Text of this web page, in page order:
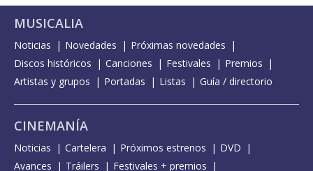
MUSICALIA
Noticias Novedades
Próximas novedades
Discos históricos
Canciones Festivales
Premios
Artistas y grupos
Portadas Listas Guía / directorio
CINEMANÍA
Noticias Cartelera Próximos estrenos
DVD
Avances
Tráilers
Festivales + premios